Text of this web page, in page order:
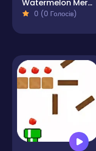
Watermelon Merge Saga
0 (0 Голосів)